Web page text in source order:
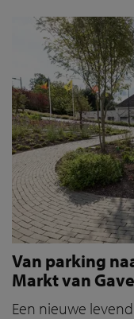
Van parking
Markt van
Een nieuwe